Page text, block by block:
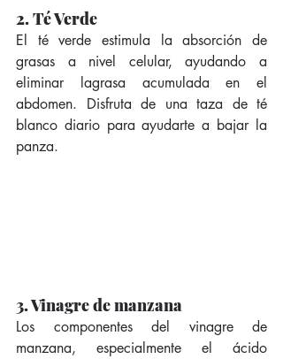
2. Té Verde
El té verde estimula la absorción de
grasas a nivel celular, ayudando a
eliminar lagrasa acumulada en el
abdomen. Disfruta de una taza de té
blanco diario para ayudarte a bajar la
panza.
3. Vinagre de manzana
Los componentes del vinagre de
manzana, especialmente el ácido